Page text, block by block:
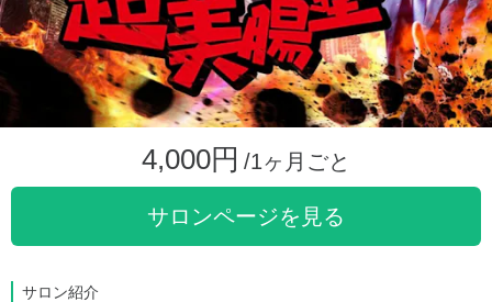
4,000円 /1ヶ月ごと
サロンページを見る
サロン紹介